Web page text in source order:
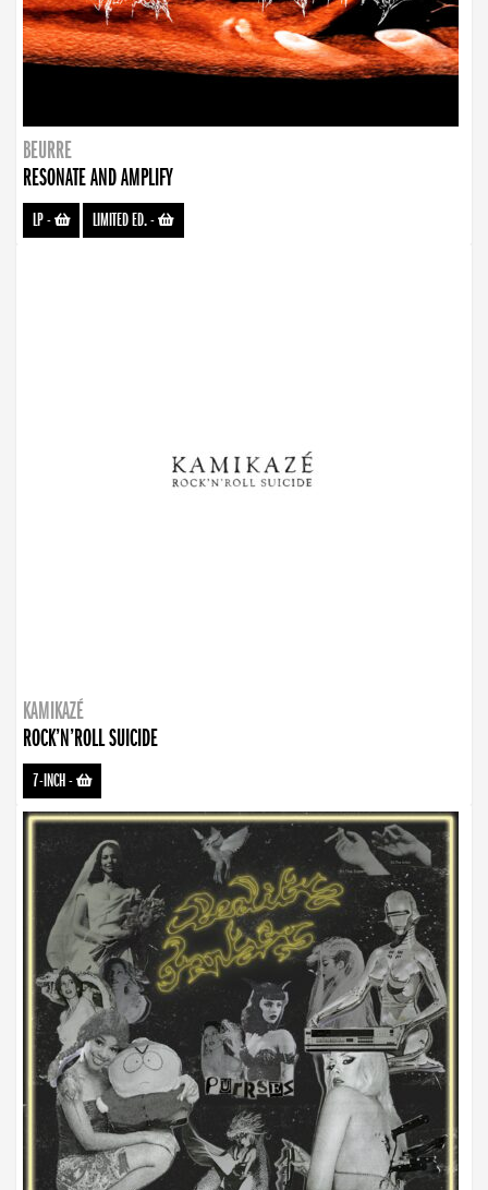
BEURRE
RESONATE AND AMPLIFY
LP- LIMITED ED.-
KAMIKAZÉ
ROCK’N’ROLL SUICIDE
7-INCH-